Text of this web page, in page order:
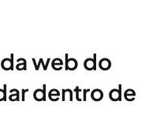
web do
dentro de